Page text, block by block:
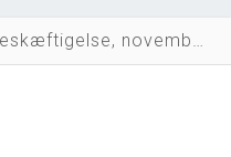
Nøgletal for branchen (beskæftigelse, november 2023)